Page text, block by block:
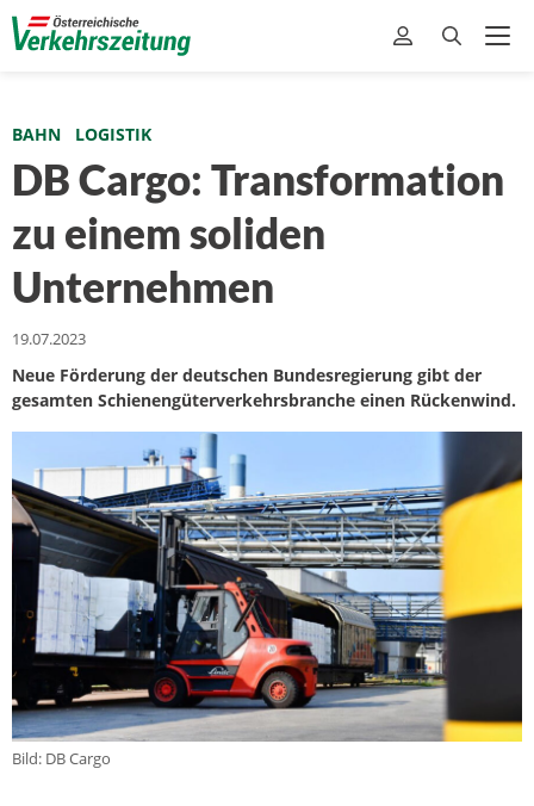
BAHN LOGISTIK
DB Cargo: Transformation
zu einem soliden
Unternehmen
19.07.2023
Neue Förderung der deutschen Bundesregierung gibt der
gesamten Schienengüterverkehrsbranche einen Rückenwind.
Bild: DB Cargo